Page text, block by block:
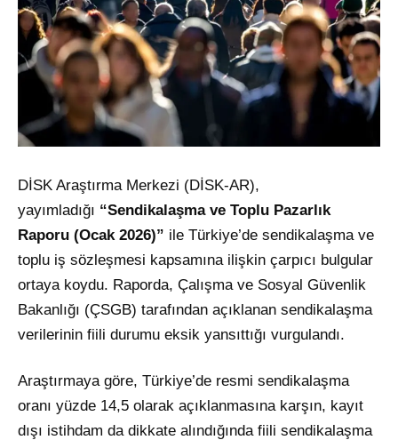
DİSK Araştırma Merkezi (DİSK-AR),
yayımladığı “Sendikalaşma ve Toplu Pazarlık
Raporu (Ocak 2026)” ile Türkiye’de sendikalaşma ve
toplu iş sözleşmesi kapsamına ilişkin çarpıcı bulgular
ortaya koydu. Raporda, Çalışma ve Sosyal Güvenlik
Bakanlığı (ÇSGB) tarafından açıklanan sendikalaşma
verilerinin fiili durumu eksik yansıttığı vurgulandı.
Araştırmaya göre, Türkiye’de resmi sendikalaşma
oranı yüzde 14,5 olarak açıklanmasına karşın, kayıt
dışı istihdam da dikkate alındığında fiili sendikalaşma